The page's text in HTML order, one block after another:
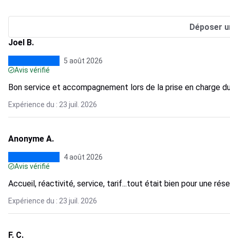
Déposer
Joel B.
5 août 2026
Avis vérifié
Bon service et accompagnement lors de la prise en charge
Expérience du : 23 juil. 2026
Anonyme A.
4 août 2026
Avis vérifié
Accueil, réactivité, service, tarif...tout était bien pour une
Expérience du : 23 juil. 2026
F. C.